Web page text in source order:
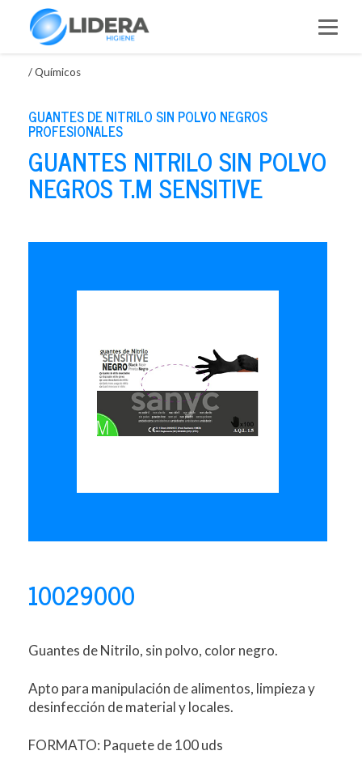
/Químicos
GUANTES DE NITRILO SIN POLVO NEGROS
PROFESIONALES
GUANTES NITRILO SIN POLVO
NEGROS T.M SENSITIVE
10029000
Guantes de Nitrilo, sin polvo, color negro.
Apto para manipulación de alimentos, limpieza y
desinfección de material y locales.
FORMATO: Paquete de 100 uds